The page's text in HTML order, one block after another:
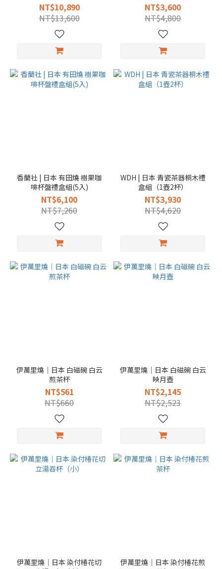
NT$10,890
NT$13,600
NT$3,600
NT$4,800
香蘭社 | 日本 有田燒 樹果咖
啡杯盤禮盒組(5入)
NT$6,100
NT$7,260
WDH | 日本 青瓷茶器桐木禮
盒組（1壺2杯）
NT$3,930
NT$4,620
伊萬里燒｜日本 白磁碗 白云
煎茶杯
NT$561
NT$660
伊萬里燒｜日本 白磁碗 白云
映月壺
NT$2,145
NT$2,523
伊萬里燒｜日本 染付椿花切
伊萬里燒｜日本 染付椿花煎